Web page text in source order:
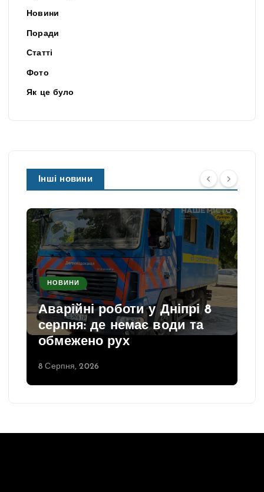
Новини
Поради
Статті
Фото
Як це було
Інші новини
НОВИНИ
Аварійні роботи у Дніпрі 8
серпня: де немає води та
обмежено рух
8 Серпня, 2026